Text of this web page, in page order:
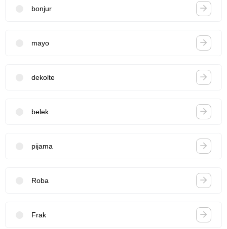
bonjur
mayo
dekolte
belek
pijama
Roba
Frak